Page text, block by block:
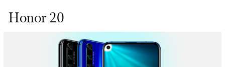
Honor 20